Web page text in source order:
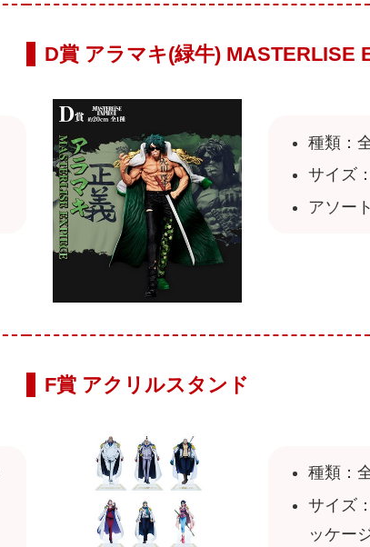
D賞 アラマキ(緑牛) MASTERLISE
種類：
サイズ
アソー
F賞 アクリルスタンド
種類：
サイズ
ッケー